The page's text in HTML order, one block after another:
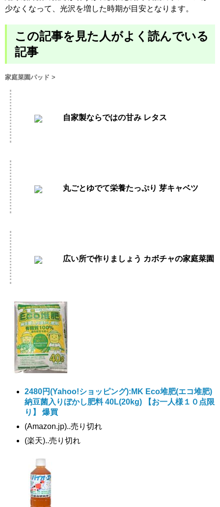
少なくなって、光沢を増した時期が目安となります。
この記事を見た人がよく読んでいる
記事
家庭菜園パッド >
自家製ならではの甘み レタス
丸ごとゆでて栄養たっぷり 芽キャベツ
広い所で作りましょう カボチャの家庭菜園
2480円(Yahoo!ショッピング):MK Eco堆肥(エコ堆肥)
納豆菌入りぼかし肥料 40L(20kg) 【お一人様１０点限
り】 爆買
(Amazon.jp)..売り切れ
(楽天)..売り切れ